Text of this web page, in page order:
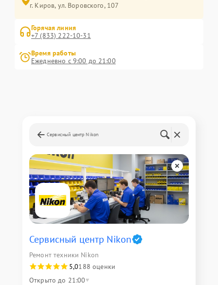
г. Киров, ул. Воровского, 107
Горячая линия
+7 (833) 222-10-31
Время работы
Ежедневно с 9:00 до 21:00
Сервисный центр Nikon
Сервисный центр Nikon
Ремонт техники Nikon
5,0188 оценки
Открыто до 21:00